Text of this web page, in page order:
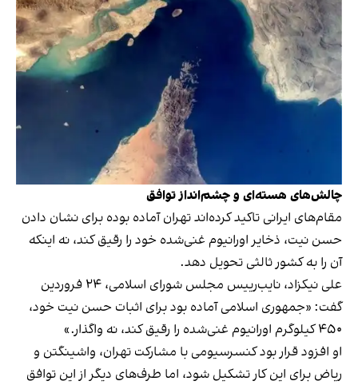
چالش‌های هسته‌ای و چشم‌انداز توافق
مقام‌های ایرانی تاکید کرده‌اند تهران آماده بوده برای نشان دادن
حسن نیت، ذخایر اورانیوم غنی‌شده خود را رقیق کند، نه اینکه
آن را به کشور ثالثی تحویل دهد.
علی نیکزاد، نایب‌رییس مجلس شورای اسلامی، ۲۴ فروردین
گفت: «جمهوری اسلامی آماده بود برای اثبات حسن نیت خود،
۴۵۰ کیلوگرم اورانیوم غنی‌شده را رقیق کند، نه واگذار.»
او افزود قرار بود کنسرسیومی با مشارکت تهران، واشینگتن و
ریاض برای این کار تشکیل شود، اما طرف‌های دیگر از این توافق